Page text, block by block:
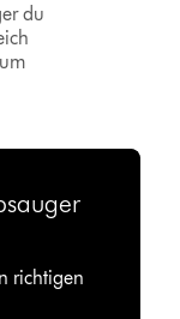
du
richtigen